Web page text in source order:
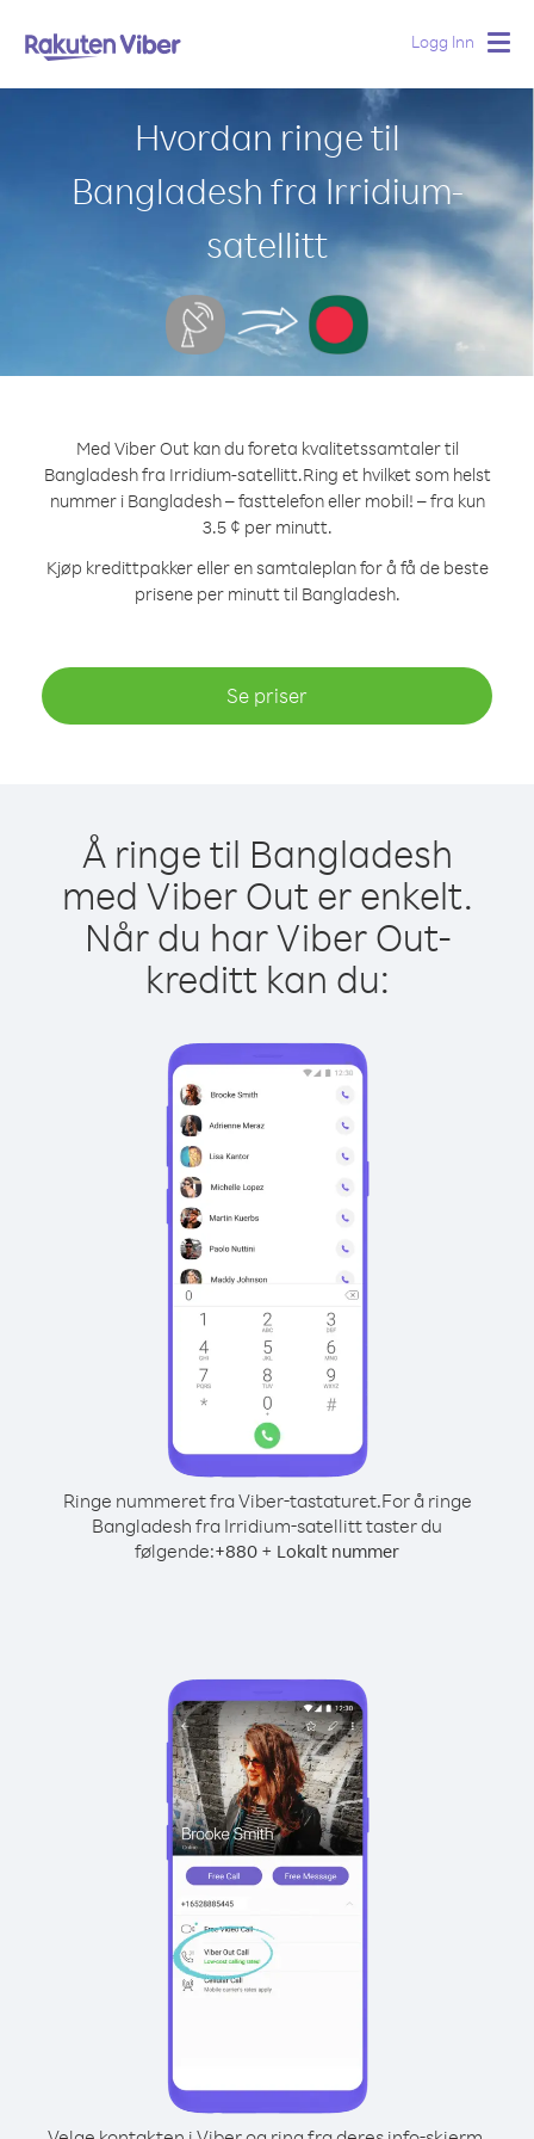
Logg Inn
Hvordan ringe til
Bangladesh fra Irridium-
satellitt
Med Viber Out kan du foreta kvalitetssamtaler til
Bangladesh fra Irridium-satellitt.Ring et hvilket som helst
nummer i Bangladesh – fasttelefon eller mobil! – fra kun
3.5 ¢ per minutt.
Kjøp kredittpakker eller en samtaleplan for å få de beste
prisene per minutt til Bangladesh.
Se priser
Å ringe til Bangladesh
med Viber Out er enkelt.
Når du har Viber Out-
kreditt kan du:
Ringe nummeret fra Viber-tastaturet.For å ringe
Bangladesh fra Irridium-satellitt taster du
følgende:+880 + Lokalt nummer